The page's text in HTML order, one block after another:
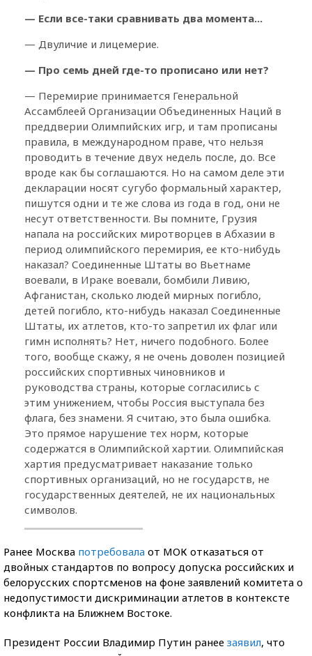
— Если все-таки сравнивать два момента...
— Двуличие и лицемерие.
— Про семь дней где-то прописано или нет?
— Перемирие принимается Генеральной
Ассамблеей Организации Объединенных Наций в
преддверии Олимпийских игр, и там прописаны
правила, в международном праве, что нельзя
проводить в течение двух недель после, до. Все
вроде как бы соглашаются. Но на самом деле эти
декларации носят сугубо формальный характер,
пишутся одни и те же слова из года в год, они не
несут ответственности. Вы помните, Грузия
напала на российских миротворцев в Абхазии в
период олимпийского перемирия, ее кто-нибудь
наказал? Соединенные Штаты во Вьетнаме
воевали, в Ираке воевали, бомбили Ливию,
Афганистан, сколько людей мирных погибло,
детей погибло, кто-нибудь наказал Соединенные
Штаты, их атлетов, кто-то запретил их флаг или
гимн исполнять? Нет, ничего подобного. Более
того, вообще скажу, я не очень доволен позицией
российских спортивных чиновников и
руководства страны, которые согласились с
этим унижением, чтобы Россия выступала без
флага, без знамени. Я считаю, это была ошибка.
Это прямое нарушение тех норм, которые
содержатся в Олимпийской хартии. Олимпийская
хартия предусматривает наказание только
спортивных организаций, но не государств, не
государственных деятелей, не их национальных
символов.
Ранее Москва потребовала от МОК отказаться от
двойных стандартов по вопросу допуска российских и
белорусских спортсменов на фоне заявлений комитета о
недопустимости дискриминации атлетов в контексте
конфликта на Ближнем Востоке.
Президент России Владимир Путин ранее заявил, что